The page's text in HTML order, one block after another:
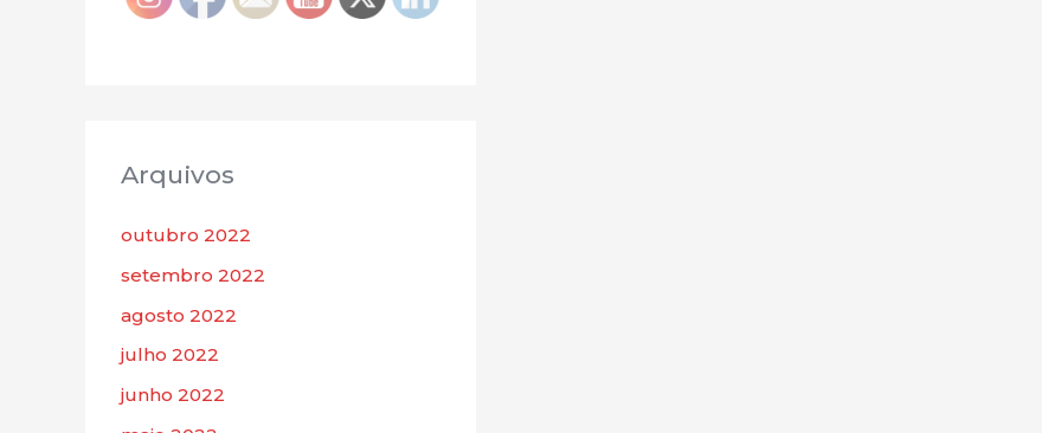
Arquivos
outubro 2022
setembro 2022
agosto 2022
julho 2022
junho 2022